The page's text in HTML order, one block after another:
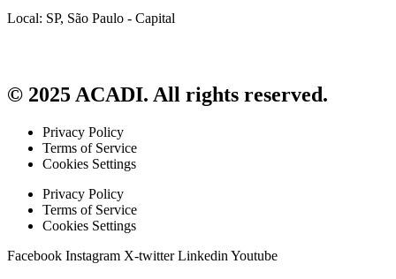
Local: SP, São Paulo - Capital
© 2025 ACADI. All rights reserved.
Privacy Policy
Terms of Service
Cookies Settings
Privacy Policy
Terms of Service
Cookies Settings
Facebook Instagram X-twitter Linkedin Youtube